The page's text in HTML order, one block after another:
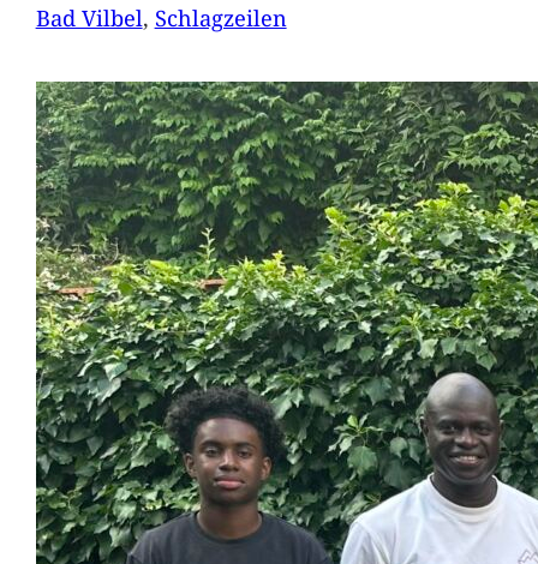
Bad Vilbel, Schlagzeilen